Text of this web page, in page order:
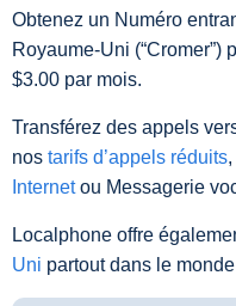
Obtenez un Numéro
Royaume-Uni (“Cromer”)
$3.00 par mois.
Transférez des appels
nos tarifs d’appels réduits
Internetou Messagerie
Localphone offre
Uni partout dans le